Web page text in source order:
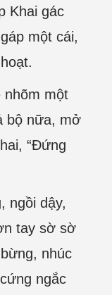
Khai gác
một cái,
nhõm một
bộ nữa, mở
“Đứng
ngồi dậy,
tay sờ sờ
nhúc
ngắc